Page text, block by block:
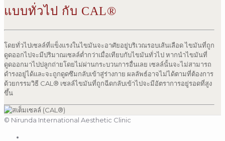
แบบทั่วไป กับ CAL®
โดยทั่วไปเซลล์ที่แข็งแรงในไขมันจะอาศัยอยู่บริเวณรอบเส้นเลือด ไขมันที่ถูก
ดูดออกไปจะมีปริมาณเซลล์ต่ำกว่าเมื่อเทียบกับไขมันทั่วไป หากนำไขมันที่
ดูดออกมาไปปลูกถ่ายโดยไม่ผ่านกระบวนการอื่นเลย เซลล์นั้นจะไม่สามารถ
ดำรงอยู่ได้และจะถูกดูดซึมกลับเข้าสู่ร่างกาย ผลลัพธ์อาจไม่ได้ตามที่ต้องการ
ด้วยกรรมวิธี CAL® เซลล์ไขมันที่ถูกฉีดกลับเข้าไปจะมีอัตราการอยู่รอดที่สูง
ขึ้น
© Nirunda International Aesthetic Clinic